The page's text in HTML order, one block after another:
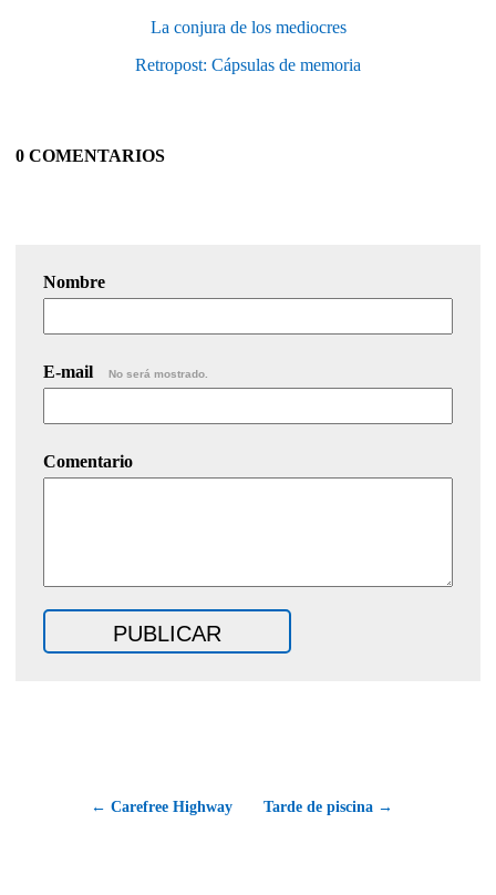
La conjura de los mediocres
Retropost: Cápsulas de memoria
0 COMENTARIOS
Nombre
E-mail No será mostrado.
Comentario
← Carefree Highway Tarde de piscina →